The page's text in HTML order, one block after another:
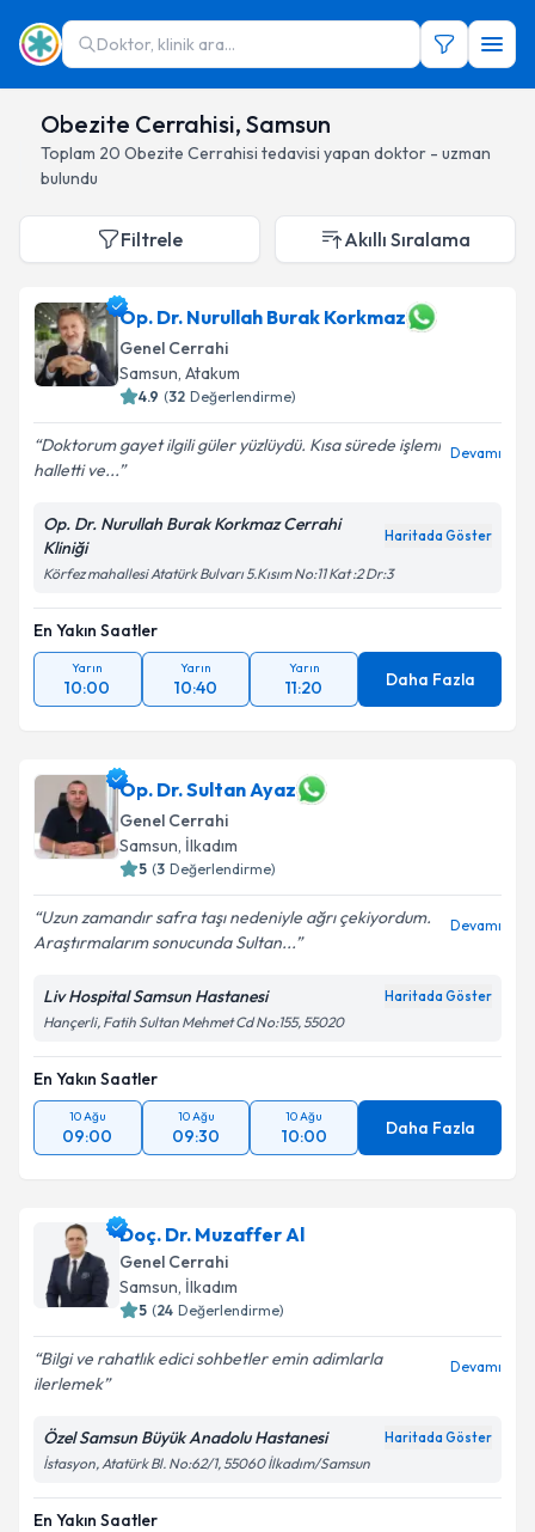
Doktor, klinik ara...
Obezite Cerrahisi, Samsun
Toplam 20 Obezite Cerrahisi tedavisi yapan doktor - uzman
bulundu
Filtrele Akıllı Sıralama
Op. Dr. Nurullah Burak Korkmaz
Genel Cerrahi
Samsun, Atakum
4.9 (32 Değerlendirme)
Doktorum gayet ilgili güler yüzlüydü. Kısa sürede işlemi
halletti ve...
Devamı
Op. Dr. Nurullah Burak Korkmaz Cerrahi
Kliniği
Haritada Göster
Körfez mahallesi Atatürk Bulvarı 5.Kısım No:11 Kat :2 Dr:3
En Yakın Saatler
Yarın
10:00
Yarın
10:40
Yarın
11:20 Daha Fazla
Op. Dr. Sultan Ayaz
Genel Cerrahi
Samsun, İlkadım
5 (3 Değerlendirme)
Uzun zamandır safra taşı nedeniyle ağrı çekiyordum.
Araştırmalarım sonucunda Sultan...
Devamı
Liv Hospital Samsun Hastanesi Haritada Göster
Hançerli, Fatih Sultan Mehmet Cd No:155, 55020
En Yakın Saatler
10 Ağu
09:00
10 Ağu
09:30
10 Ağu
10:00 Daha Fazla
Doç. Dr. Muzaffer Al
Genel Cerrahi
Samsun, İlkadım
5 (24 Değerlendirme)
Bilgi ve rahatlık edici sohbetler emin adimlarla
ilerlemek
Devamı
Özel Samsun Büyük Anadolu Hastanesi Haritada Göster
İstasyon, Atatürk Bl. No:62/1, 55060 İlkadım/Samsun
En Yakın Saatler